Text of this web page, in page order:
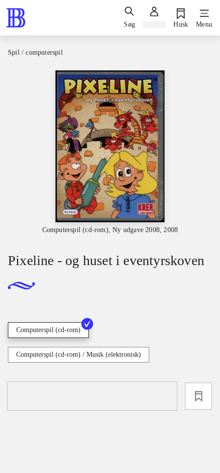
Søg Husk Menu
Spil / computerspil
Computerspil (cd-rom), Ny udgave 2008, 2008
Pixeline - og huset i eventyrskoven
Computerspil (cd-rom)
Computerspil (cd-rom) / Musik (elektronisk)